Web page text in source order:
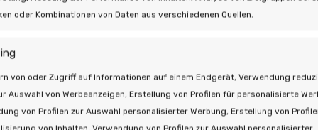
oder Kombinationen von Daten aus verschiedenen Quellen.
von oder Zugriff auf Informationen auf einem Endgerät, Verwendung
Auswahl von Werbeanzeigen, Erstellung von Profilen für personalisierte
von Profilen zur Auswahl personalisierter Werbung, Erstellung von
von wechselnden Marktpreisen und Vorschriften
nach vorn zahlt
erstaunlich erschwinglich und daher für viele Haushalte
Zukunft. Vor allem jetzt, wo der Netzzähler